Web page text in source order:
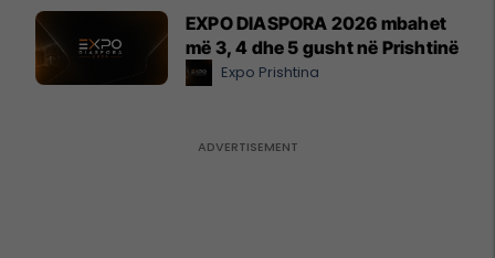
EXPO DIASPORA 2026 mbahet
më 3, 4 dhe 5 gusht në Prishtinë
Expo Prishtina